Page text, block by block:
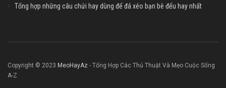
Tổng hợp những câu chửi hay dùng để đá xéo bạn bè đểu hay nhất
Copyright © 2023 MeoHayAz - Tổng Hợp Các Thủ Thuật Và Mẹo Cuộc Sống
A-Z